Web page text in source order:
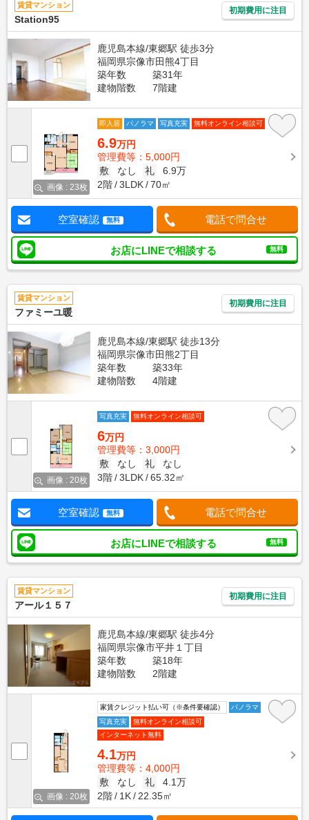
賃貸マンション
Station95
初期費用に注目
鹿児島本線/東郷駅 徒歩3分
福岡県宗像市田熊4丁目
築年数
築31年
建物階数
7階建
画像 : 23枚
即入居 パノラマ 写真充実 無料オンライン相談可
6.9万円
管理費等：5,000円
敷
なし 礼
6.9万
2階
3LDK 70㎡
空室確認 無料 電話で問合せ
お店にLINEで相談する 無料
賃貸マンション
ファミーユ暖
初期費用に注目
鹿児島本線/東郷駅 徒歩13分
福岡県宗像市田熊2丁目
築年数
築33年
建物階数
4階建
画像 : 20枚
写真充実 無料オンライン相談可
6万円
管理費等：3,000円
敷
なし 礼
なし
3階
3LDK 65.32㎡
空室確認 無料 電話で問合せ
お店にLINEで相談する 無料
賃貸マンション
アール１５７
初期費用に注目
鹿児島本線/東郷駅 徒歩4分
福岡県宗像市平井１丁目
築年数
築18年
建物階数
2階建
画像 : 20枚
家賃クレジット払い可（※条件要確認）
パノラマ
写真充実
無料オンライン相談可
インターネット無料
4.1万円
管理費等：4,000円
敷
なし 礼
4.1万
2階
1K 22.35㎡